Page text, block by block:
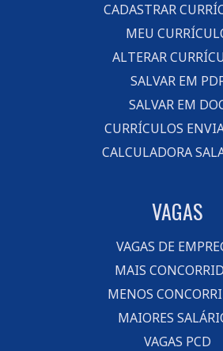
CADASTRAR
MEU
ALTERAR
SALVAR EM
SALVAR EM
CURRÍCULOS
CALCULADORA
VAGAS
VAGAS DE
MAIS
MENOS
MAIORES
VAGAS PCD